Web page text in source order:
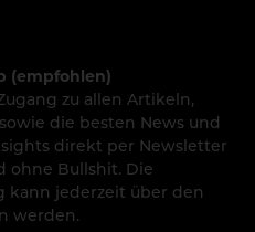
(empfohlen)
zu allen Artikeln,
die besten News und
direkt per Newsletter
ohne Bullshit. Die
kann jederzeit über den
werden.